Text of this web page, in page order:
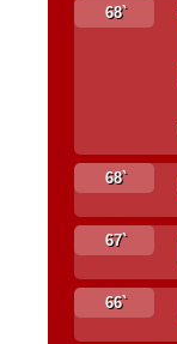
68`
68`
67`
66`